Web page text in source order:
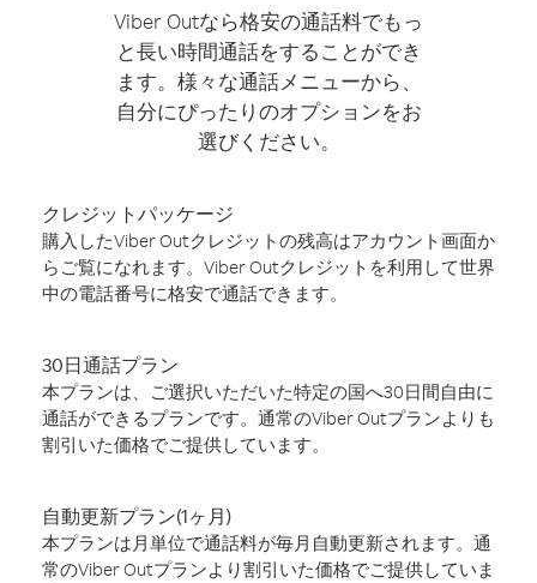
Viber Outなら格安の通話料でもっ
と長い時間通話をすることができ
ます。様々な通話メニューから、
自分にぴったりのオプションをお
選びください。
クレジットパッケージ
購入したViber Outクレジットの残高はアカウント画面か
らご覧になれます。Viber Outクレジットを利用して世界
中の電話番号に格安で通話できます。
30日通話プラン
本プランは、ご選択いただいた特定の国へ30日間自由に
通話ができるプランです。通常のViber Outプランよりも
割引いた価格でご提供しています。
自動更新プラン(1ヶ月)
本プランは月単位で通話料が毎月自動更新されます。通
常のViber Outプランより割引いた価格でご提供していま